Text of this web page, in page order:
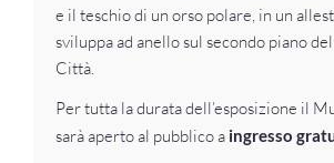
e il teschio di un orso polare, in un
sviluppa ad anello sul secondo piano
Città.
Per tutta la durata dell’esposizione il
sarà aperto al pubblico a ingresso